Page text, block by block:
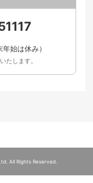
始は休み）
たします。
All Rights Reserved.